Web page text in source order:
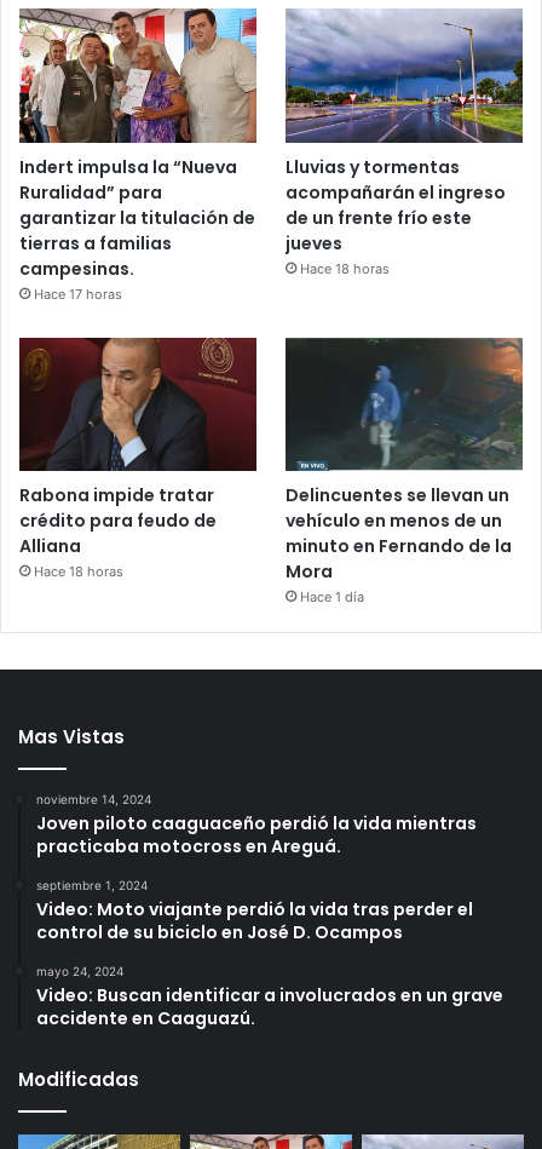
Indert impulsa la “Nueva
Ruralidad” para
garantizar la titulación de
tierras a familias
campesinas.
Hace 17 horas
Lluvias y tormentas
acompañarán el ingreso
de un frente frío este
jueves
Hace 18 horas
Rabona impide tratar
crédito para feudo de
Alliana
Hace 18 horas
Delincuentes se llevan un
vehículo en menos de un
minuto en Fernando de la
Mora
Hace 1 día
Mas Vistas
noviembre 14, 2024
Joven piloto caaguaceño perdió la vida mientras
practicaba motocross en Areguá.
septiembre 1, 2024
Video: Moto viajante perdió la vida tras perder el
control de su biciclo en José D. Ocampos
mayo 24, 2024
Video: Buscan identificar a involucrados en un grave
accidente en Caaguazú.
Modificadas